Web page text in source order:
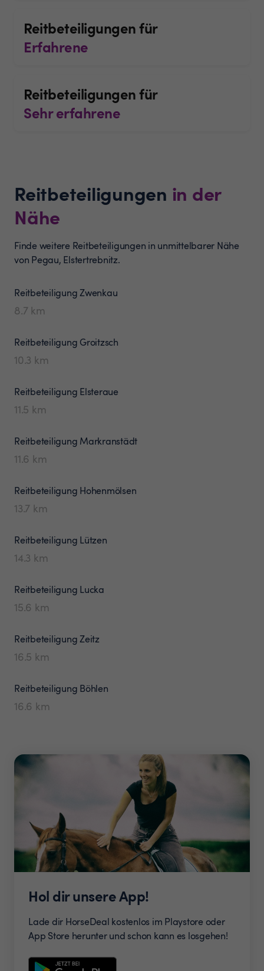
Reitbeteiligungen für
Erfahrene
Reitbeteiligungen für
Sehr erfahrene
Reitbeteiligungen in der
Nähe
Finde weitere Reitbeteiligungen in unmittelbarer Nähe
von Pegau, Elstertrebnitz.
ReitbeteiligungZwenkau
8.7 km
Reitbeteiligung Groitzsch
10.3 km
Reitbeteiligung Elsteraue
11.5 km
Reitbeteiligung Markranstädt
11.6 km
Reitbeteiligung Hohenmölsen
13.7 km
Reitbeteiligung Lützen
14.3 km
Reitbeteiligung Lucka
15.6 km
ReitbeteiligungZeitz
16.5 km
Reitbeteiligung Böhlen
16.6 km
Hol dir unsere App!
Lade dir HorseDeal kostenlos im Playstore oder
App Store herunter und schon kann es losgehen!